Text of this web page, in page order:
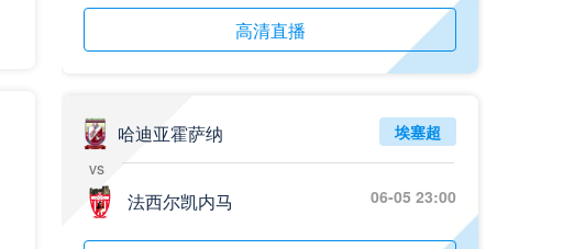
标签
欧联杯决赛
标签
2025年5月23日
标签
2024年5月21日
高清直播
哈迪亚霍萨纳
vs
法西尔凯内马
埃塞超
06-05 23:00